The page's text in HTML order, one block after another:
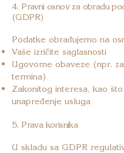
4. Pravni osnov za obradu
(GDPR)
Podatke obrađujemo na
Vaše izričite saglasnosti
Ugovorne obaveze (npr.
termina)
Zakonitog interesa, kao
unapređenje usluga
5. Prava korisnika
U skladu sa GDPR